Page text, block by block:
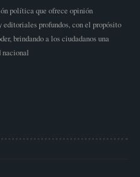
política que ofrece opinión
profundos, con el propósito
brindando a los ciudadanos una